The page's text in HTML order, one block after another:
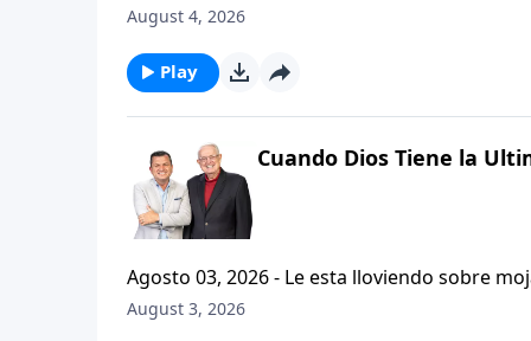
profetas, apostoles...de gente comun y
especifica.
August 4, 2026
Play
Cuando Dios Tiene la
Agosto 03, 2026 - Le esta lloviendo sobre mojado? Siente que el dolor y el sufrimiento se han
ilimitadamente en su vida? Santiago,
August 3, 2026